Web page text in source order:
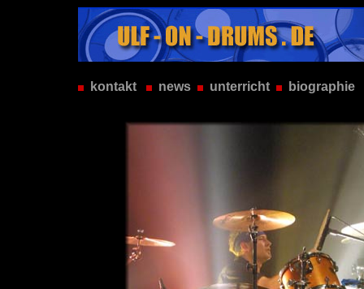
kontakt news unterricht biographie